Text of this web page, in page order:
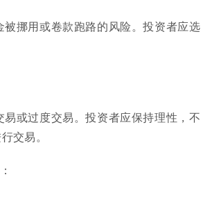
挪用或卷款跑路的风险。投资者应选
或过度交易。投资者应保持理性，不
交易。